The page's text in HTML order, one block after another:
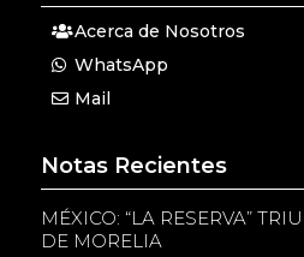
Acerca de Nosotros
WhatsApp
Mail
Notas Recientes
MÉXICO: “LA RESERVA”
DE MORELIA